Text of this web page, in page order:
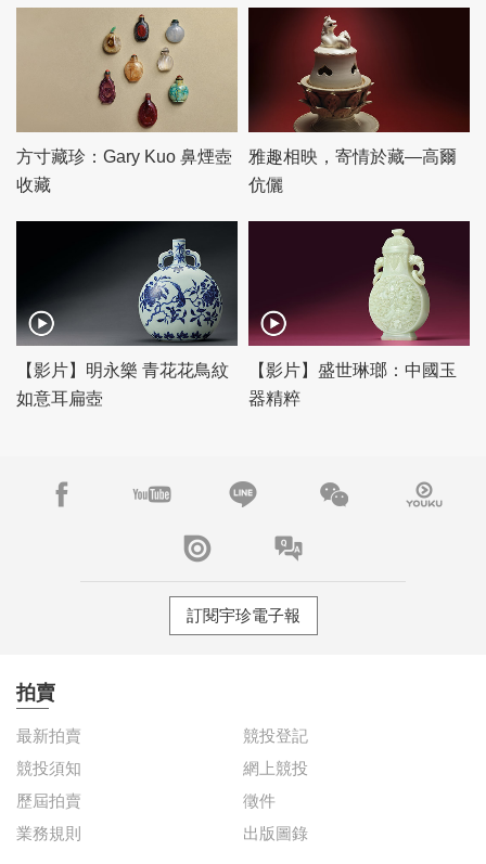
方寸藏珍：Gary Kuo 鼻煙壺
收藏
雅趣相映，寄情於藏—高爾
伉儷
【影片】明永樂 青花花鳥紋
如意耳扁壺
【影片】盛世琳瑯：中國玉
器精粹
訂閱宇珍電子報
拍賣
最新拍賣
競投登記
競投須知
網上競投
歷屆拍賣
徵件
業務規則
出版圖錄